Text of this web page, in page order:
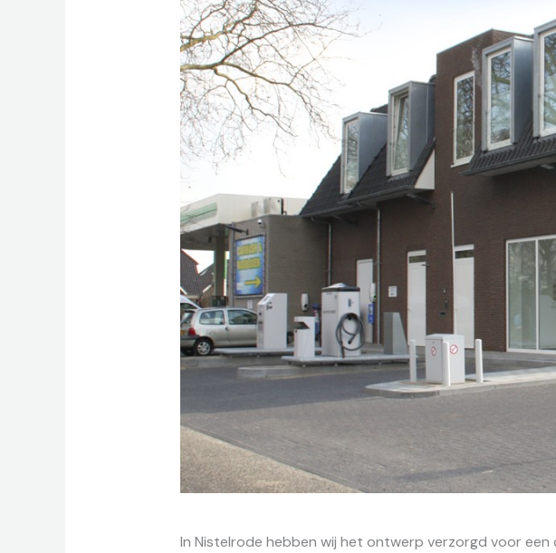
In Nistelrode hebben wij het ontwerp verzorgd voor